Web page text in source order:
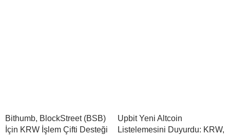
Bithumb, BlockStreet (BSB)
İçin KRW İşlem Çifti Desteği
Upbit Yeni Altcoin
Listelemesini Duyurdu: KRW,